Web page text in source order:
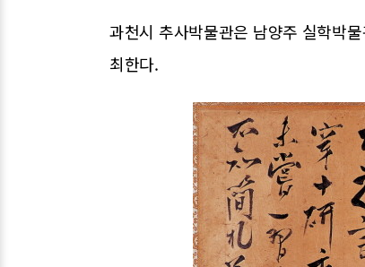
과천시 추사박물관은 남양주 실학박
최한다.